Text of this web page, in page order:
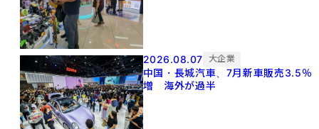
2026.08.07 大企業
中国・長城汽車、7月新車販売3.5％
増 海外が過半